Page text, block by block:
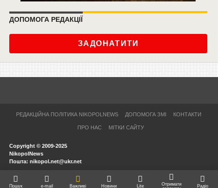
ДОПОМОГА РЕДАКЦІЇ
ЗАДОНАТИТИ
РЕДАКЦІЙНА ПОЛІТИКА NIKOPOLNEWS ДОПОМОГА ЗМІ КОНТАКТИ
ПРО НАС МІТКИ САЙТУ
Copyright © 2009-2025
NikopolNews
Пошта: nikopol.net@ukr.net
Пошук e-mail Важливі Новини Lite
Отримати
Радіо